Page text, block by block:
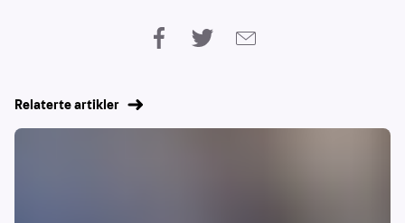
Relaterte artikler